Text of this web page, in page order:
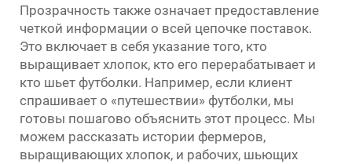
Прозрачность также означает предоставление
четкой информации о всей цепочке поставок.
Это включает в себя указание того, кто
выращивает хлопок, кто его перерабатывает и
кто шьет футболки. Например, если клиент
спрашивает о «путешествии» футболки, мы
готовы пошагово объяснить этот процесс. Мы
можем рассказать истории фермеров,
выращивающих хлопок, и рабочих, шьющих